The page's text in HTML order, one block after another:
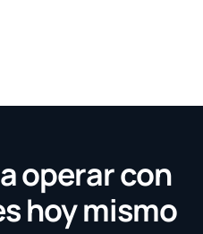
operar con
hoy mismo